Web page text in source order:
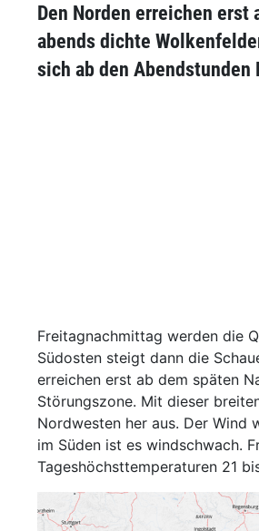
Den Norden erreichen erst
abends dichte
sich ab den Abendstunden
Freitagnachmittag werden die
Südosten steigt dann die
erreichen erst ab dem späten
Störungszone. Mit dieser
Nordwesten her aus. Der Wind
im Süden ist es windschwach.
Tageshöchsttemperaturen 21